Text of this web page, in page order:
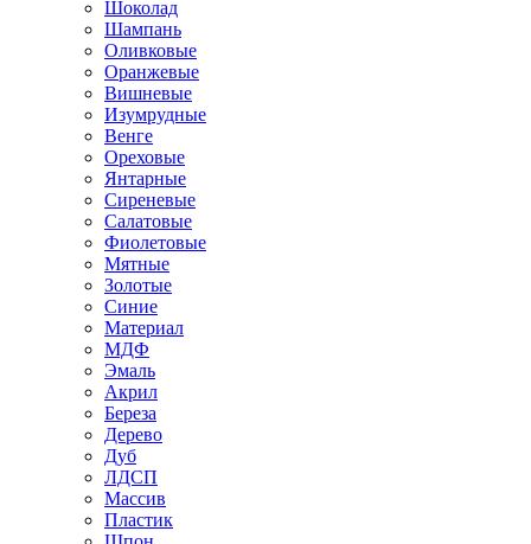
Шоколад
Шампань
Оливковые
Оранжевые
Вишневые
Изумрудные
Венге
Ореховые
Янтарные
Сиреневые
Салатовые
Фиолетовые
Мятные
Золотые
Синие
Материал
МДФ
Эмаль
Акрил
Береза
Дерево
Дуб
ЛДСП
Массив
Пластик